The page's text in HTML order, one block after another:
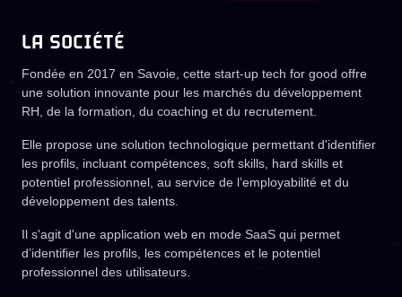
LA SOCIÉTÉ
Fondée en 2017 en Savoie, cette start-up tech for good offre
une solution innovante pour les marchés du développement
RH, de la formation, du coaching et du recrutement.
Elle propose une solution technologique permettant d'identifier
les profils, incluant compétences, soft skills, hard skills et
potentiel professionnel, au service de l’employabilité et du
développement des talents.
Il s'agit d'une application web en mode SaaS qui permet
d’identifier les profils, les compétences et le potentiel
professionnel des utilisateurs.